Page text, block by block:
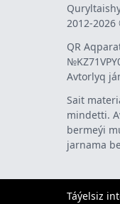
2012-
QR
Avtorlyq
Sait
mindetti.
bermeýi
jarnama
Táýelsiz